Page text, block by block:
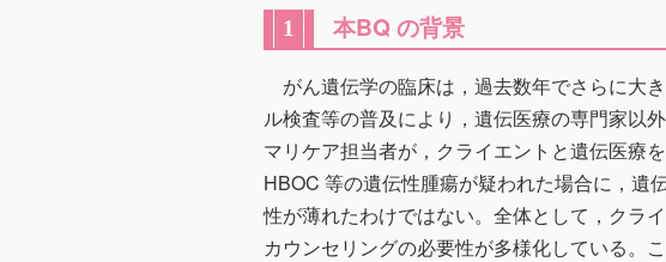
1 本BQ の背景
がん遺伝学の臨床は，過去数年でさらに大
ル検査等の普及により，遺伝医療の専門家以
マリケア担当者が，クライエントと遺伝医療
HBOC 等の遺伝性腫瘍が疑われた場合に，遺
性が薄れたわけではない。全体として，クラ
カウンセリングの必要性が多様化している。